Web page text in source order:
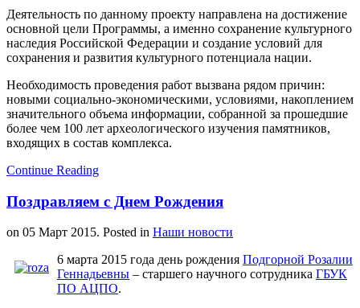
Деятельность по данному проекту направлена на достижение
основной цели Программы, а именно сохранение культурного
наследия Российской Федерации и создание условий для
сохранения и развития культурного потенциала нации.
Необходимость проведения работ вызвана рядом причин:
новыми социально-экономическими, условиями, накоплением
значительного объема информации, собранной за прошедшие
более чем 100 лет археологического изучения памятников,
входящих в состав комплекса.
Continue Reading
Поздравляем с Днем Рождения
on 05 Март 2015. Posted in Наши новости
6 марта 2015 года день рождения Подгорной Розалии
Геннадьевны – старшего научного сотрудника ГБУК
ПО АЦПО.